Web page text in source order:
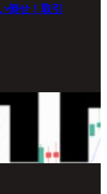
倒せ！取引